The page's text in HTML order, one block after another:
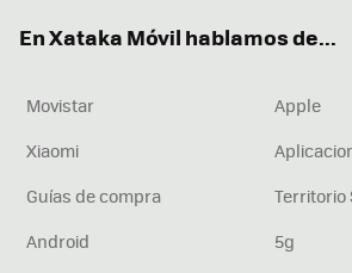
En Xataka Móvil hablamos de...
Movistar
Apple
Xiaomi
Guías de compra
Territorio
Android
5g